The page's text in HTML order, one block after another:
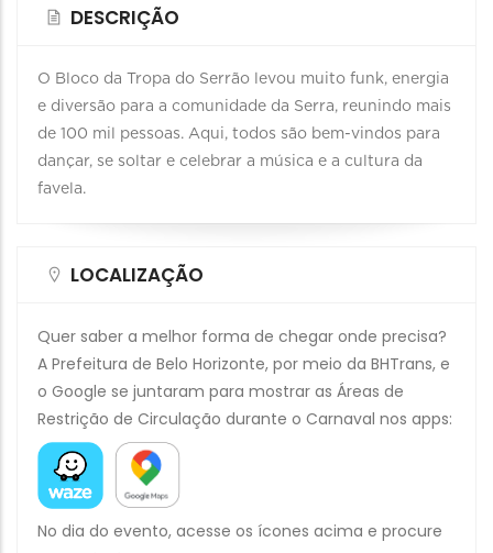
DESCRIÇÃO
O Bloco da Tropa do Serrão levou muito funk, energia
e diversão para a comunidade da Serra, reunindo mais
de 100 mil pessoas. Aqui, todos são bem-vindos para
dançar, se soltar e celebrar a música e a cultura da
favela.
LOCALIZAÇÃO
Quer saber a melhor forma de chegar onde precisa?
A Prefeitura de Belo Horizonte, por meio da BHTrans, e
o Google se juntaram para mostrar as Áreas de
Restrição de Circulação durante o Carnaval nos apps:
No dia do evento, acesse os ícones acima e procure